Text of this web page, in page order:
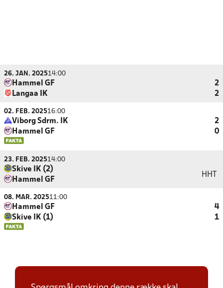
26. JAN. 202514:00
Hammel GF
2
Langaa IK
2
02. FEB. 202516:00
Viborg Sdrm. IK
2
Hammel GF
0
23. FEB. 202514:00
Skive IK (2)
Hammel GF
HHT
08. MAR. 202511:00
Hammel GF
4
Skive IK (1)
1